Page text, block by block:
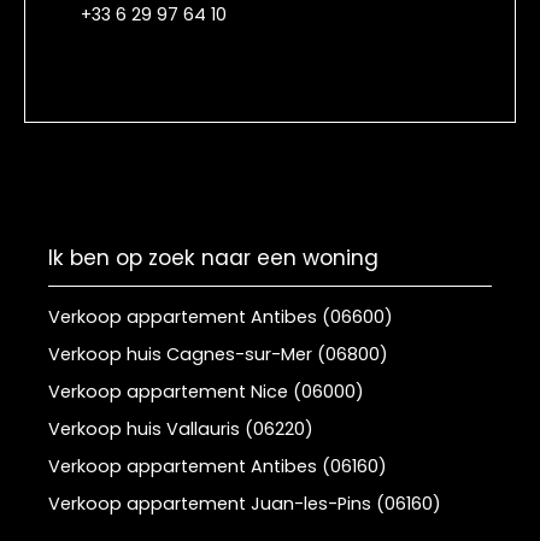
+33 6 29 97 64 10
Ik ben op zoek naar een woning
Verkoop appartement Antibes (06600)
Verkoop huis Cagnes-sur-Mer (06800)
Verkoop appartement Nice (06000)
Verkoop huis Vallauris (06220)
Verkoop appartement Antibes (06160)
Verkoop appartement Juan-les-Pins (06160)